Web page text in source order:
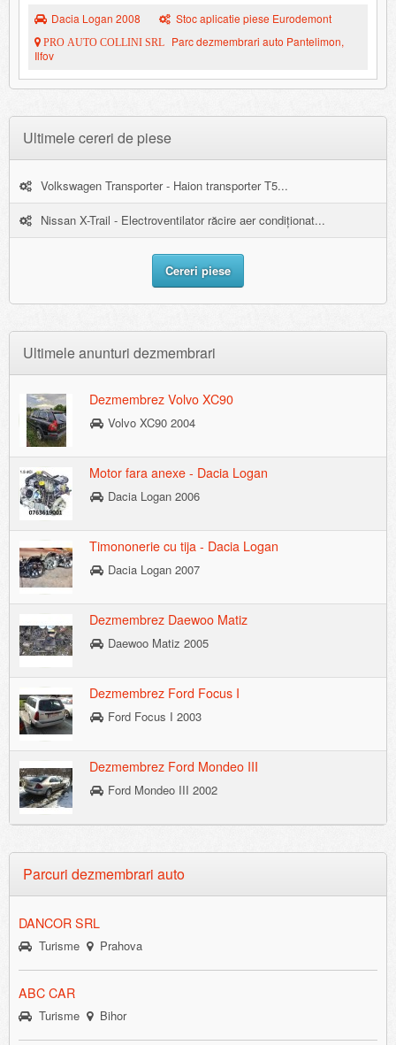
Dacia Logan 2008 Stoc aplicatie piese Eurodemont
PRO AUTO COLLINI SRL
Parc dezmembrari auto Pantelimon,
Ilfov
Ultimele cereri de piese
Volkswagen Transporter - Haion transporter T5...
Nissan X-Trail - Electroventilator răcire aer condiționat...
Cereri piese
Ultimele anunturi dezmembrari
Dezmembrez Volvo XC90
Volvo XC90 2004
Motor fara anexe - Dacia Logan
Dacia Logan 2006
Timononerie cu tija - Dacia Logan
Dacia Logan 2007
Dezmembrez Daewoo Matiz
Daewoo Matiz 2005
Dezmembrez Ford Focus I
Ford Focus I 2003
Dezmembrez Ford Mondeo III
Ford Mondeo III 2002
Parcuri dezmembrari auto
DANCOR SRL
Turisme Prahova
ABC CAR
Turisme Bihor